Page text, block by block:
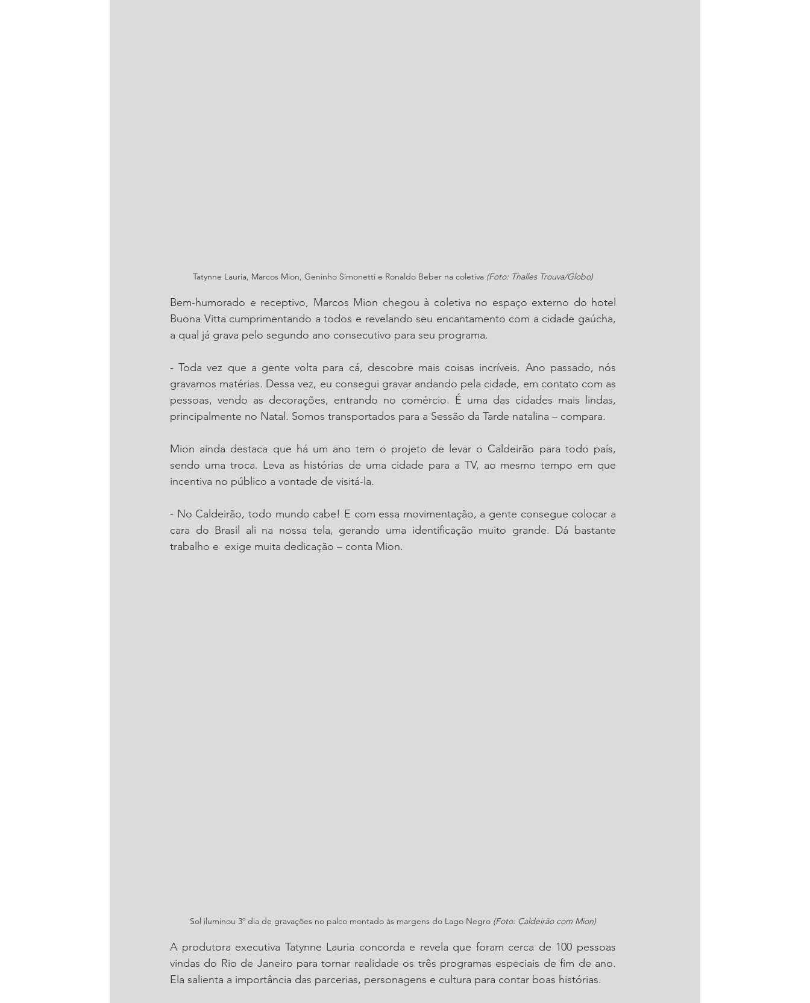
Tatynne Lauria, Marcos Mion, Geninho Simonetti e Ronaldo Beber na coletiva (Foto: Thalles Trouva/Globo)
Bem-humorado e receptivo, Marcos Mion chegou à coletiva no espaço externo do hotel
Buona Vitta cumprimentando a todos e revelando seu encantamento com a cidade gaúcha,
a qual já grava pelo segundo ano consecutivo para seu programa.
- Toda vez que a gente volta para cá, descobre mais coisas incríveis. Ano passado, nós
gravamos matérias. Dessa vez, eu consegui gravar andando pela cidade, em contato com as
pessoas, vendo as decorações, entrando no comércio. É uma das cidades mais lindas,
principalmente no Natal. Somos transportados para a Sessão da Tarde natalina – compara.
Mion ainda destaca que há um ano tem o projeto de levar o Caldeirão para todo país,
sendo uma troca. Leva as histórias de uma cidade para a TV, ao mesmo tempo em que
incentiva no público a vontade de visitá-la.
- No Caldeirão, todo mundo cabe! E com essa movimentação, a gente consegue colocar a
cara do Brasil ali na nossa tela, gerando uma identificação muito grande. Dá bastante
trabalho e  exige muita dedicação – conta Mion.
Sol iluminou 3º dia de gravações no palco montado às margens do Lago Negro (Foto: Caldeirão com Mion)
A produtora executiva Tatynne Lauria concorda e revela que foram cerca de 100 pessoas
vindas do Rio de Janeiro para tornar realidade os três programas especiais de fim de ano.
Ela salienta a importância das parcerias, personagens e cultura para contar boas histórias.